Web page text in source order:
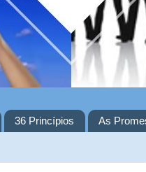
36 Princípios As